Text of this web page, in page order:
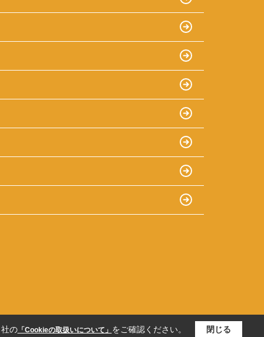
の「Cookieの取扱いについて」 をご確認ください。 閉じる